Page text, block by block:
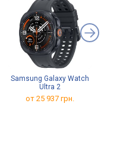
Samsung Galaxy Watch
Ultra 2
от 25 937 грн.